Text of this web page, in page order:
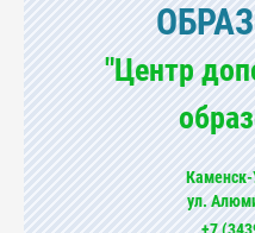
"Центр
Каменск-
ул.